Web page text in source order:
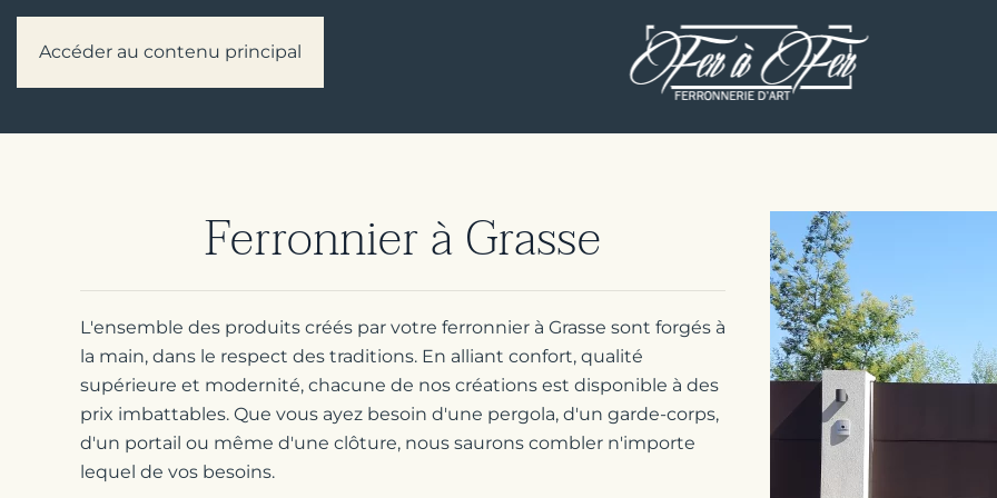
Accéder au contenu principal
Ferronnier à Grasse
L'ensemble des produits créés par votre ferronnier à Grasse sont forgés à
la main, dans le respect des traditions. En alliant confort, qualité
supérieure et modernité, chacune de nos créations est disponible à des
prix imbattables. Que vous ayez besoin d'une pergola, d'un garde-corps,
d'un portail ou même d'une clôture, nous saurons combler n'importe
lequel de vos besoins.